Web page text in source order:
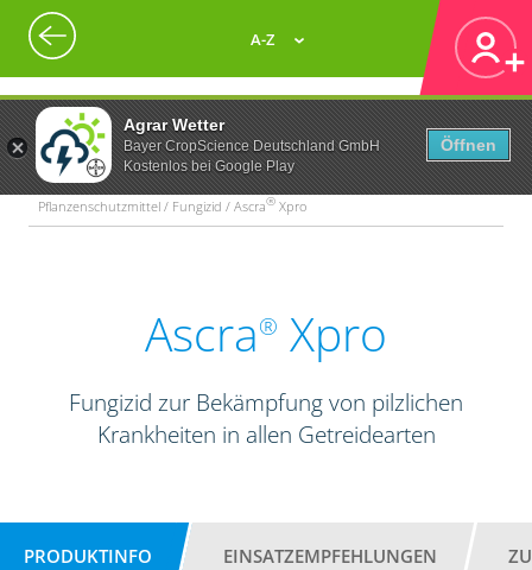
Agrar Wetter
Bayer CropScience Deutschland GmbH
Kostenlos bei Google Play
Öffnen
A-Z
Pflanzenschutzmittel / Fungizid / Ascra® Xpro
Ascra® Xpro
Fungizid zur Bekämpfung von pilzlichen
Krankheiten in allen Getreidearten
PRODUKTINFO EINSATZEMPFEHLUNGEN